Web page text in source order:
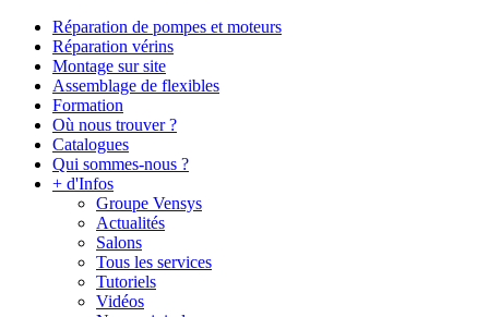
Réparation de pompes et moteurs
Réparation vérins
Montage sur site
Assemblage de flexibles
Formation
Où nous trouver ?
Catalogues
Qui sommes-nous ?
+ d'Infos
Groupe Vensys
Actualités
Salons
Tous les services
Tutoriels
Vidéos